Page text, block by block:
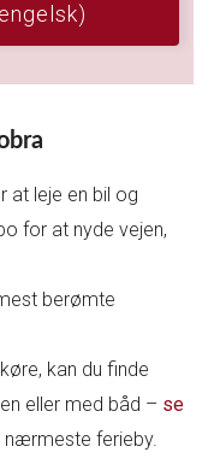
at leje en bil og
for at nyde vejen,
berømte
kan du finde
eller med båd – se
nærmeste ferieby.